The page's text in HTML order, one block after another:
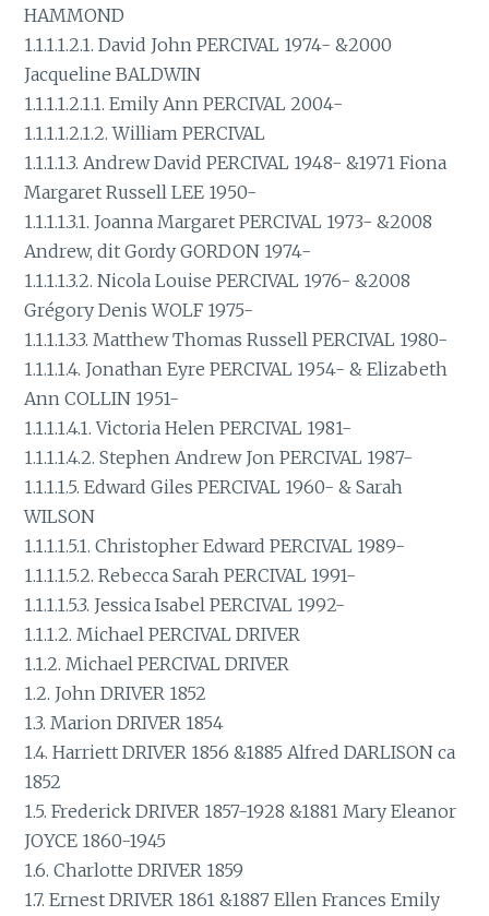
HAMMOND
1.1.1.1.2.1. David John PERCIVAL 1974- &2000
Jacqueline BALDWIN
1.1.1.1.2.1.1. Emily Ann PERCIVAL 2004-
1.1.1.1.2.1.2. William PERCIVAL
1.1.1.1.3. Andrew David PERCIVAL 1948- &1971 Fiona
Margaret Russell LEE 1950-
1.1.1.1.3.1. Joanna Margaret PERCIVAL 1973- &2008
Andrew, dit Gordy GORDON 1974-
1.1.1.1.3.2. Nicola Louise PERCIVAL 1976- &2008
Grégory Denis WOLF 1975-
1.1.1.1.3.3. Matthew Thomas Russell PERCIVAL 1980-
1.1.1.1.4. Jonathan Eyre PERCIVAL 1954- & Elizabeth
Ann COLLIN 1951-
1.1.1.1.4.1. Victoria Helen PERCIVAL 1981-
1.1.1.1.4.2. Stephen Andrew Jon PERCIVAL 1987-
1.1.1.1.5. Edward Giles PERCIVAL 1960- & Sarah
WILSON
1.1.1.1.5.1. Christopher Edward PERCIVAL 1989-
1.1.1.1.5.2. Rebecca Sarah PERCIVAL 1991-
1.1.1.1.5.3. Jessica Isabel PERCIVAL 1992-
1.1.1.2. Michael PERCIVAL DRIVER
1.1.2. Michael PERCIVAL DRIVER
1.2. John DRIVER 1852
1.3. Marion DRIVER 1854
1.4. Harriett DRIVER 1856 &1885 Alfred DARLISON ca
1852
1.5. Frederick DRIVER 1857-1928 &1881 Mary Eleanor
JOYCE 1860-1945
1.6. Charlotte DRIVER 1859
1.7. Ernest DRIVER 1861 &1887 Ellen Frances Emily